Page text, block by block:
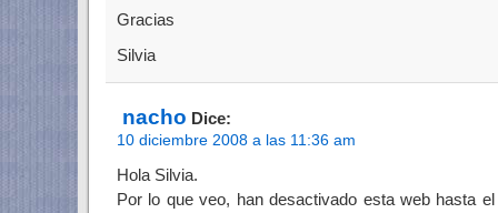
Gracias
Silvia
nacho Dice:
10 diciembre 2008 a las 11:36 am
Hola Silvia.
Por lo que veo, han desactivado esta web hasta